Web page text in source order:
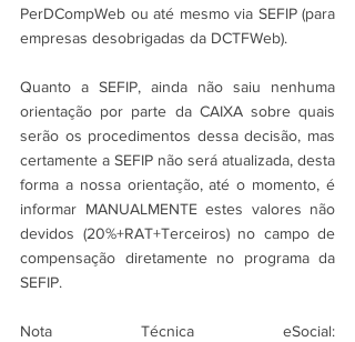
PerDCompWeb ou até mesmo via SEFIP (para
empresas desobrigadas da DCTFWeb).
Quanto a SEFIP, ainda não saiu nenhuma
orientação por parte da CAIXA sobre quais
serão os procedimentos dessa decisão, mas
certamente a SEFIP não será atualizada, desta
forma a nossa orientação, até o momento, é
informar MANUALMENTE estes valores não
devidos (20%+RAT+Terceiros) no campo de
compensação diretamente no programa da
SEFIP.